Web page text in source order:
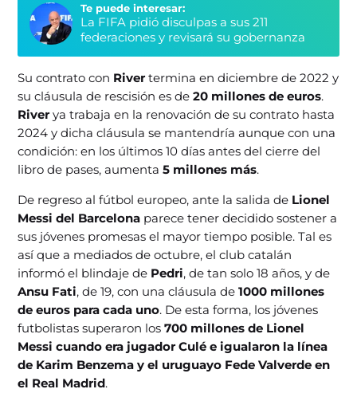
Te puede interesar:
La FIFA pidió disculpas a sus 211
federaciones y revisará su gobernanza
Su contrato con River termina en diciembre de 2022 y
su cláusula de rescisión es de20 millones de euros.
Riverya trabaja en la renovación de su contrato hasta
2024 y dicha cláusula se mantendría aunque con una
condición: en los últimos 10 días antes del cierre del
libro de pases, aumenta5 millones más.
De regreso al fútbol europeo, ante la salida de Lionel
Messi del Barcelona parece tener decidido sostener a
sus jóvenes promesas el mayor tiempo posible. Tal es
así que a mediados de octubre, el club catalán
informó el blindaje de Pedri, de tan solo 18 años, y de
Ansu Fati, de 19, con una cláusula de 1000 millones
de euros para cada uno. De esta forma, los jóvenes
futbolistas superaron los 700 millones de Lionel
Messi cuando era jugador Culé e igualaron la línea
de Karim Benzema y el uruguayo Fede Valverde en
el Real Madrid.